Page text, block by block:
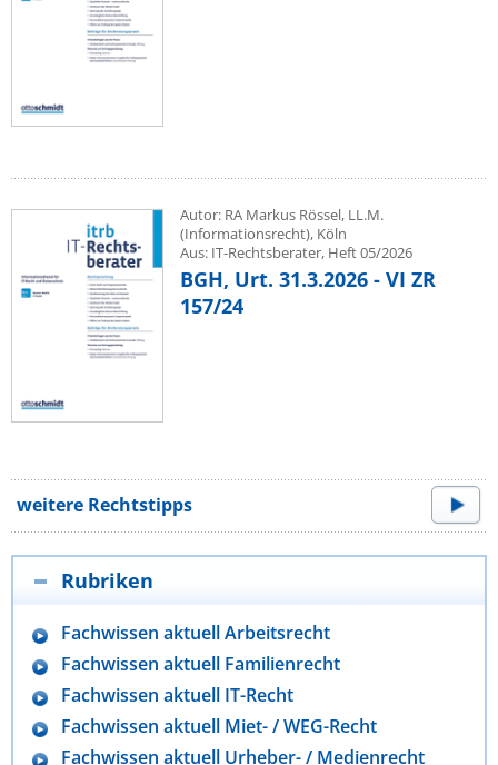
Autor: RA Markus Rössel, LL.M.
(Informationsrecht), Köln
Aus: IT-Rechtsberater, Heft 05/2026
BGH, Urt. 31.3.2026 - VI ZR
157/24
weitere Rechtstipps
Rubriken
Fachwissen aktuell Arbeitsrecht
Fachwissen aktuell Familienrecht
Fachwissen aktuell IT-Recht
Fachwissen aktuell Miet- / WEG-Recht
Fachwissen aktuell Urheber- / Medienrecht